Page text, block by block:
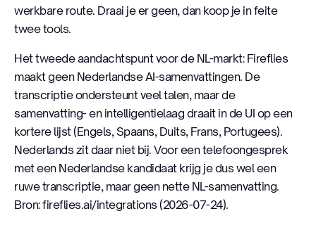
werkbare route. Draai je er geen, dan koop je in feite
twee tools.
Het tweede aandachtspunt voor de NL-markt: Fireflies
maakt geen Nederlandse AI-samenvattingen. De
transcriptie ondersteunt veel talen, maar de
samenvatting- en intelligentielaag draait in de UI op een
kortere lijst (Engels, Spaans, Duits, Frans, Portugees).
Nederlands zit daar niet bij. Voor een telefoongesprek
met een Nederlandse kandidaat krijg je dus wel een
ruwe transcriptie, maar geen nette NL-samenvatting.
Bron: fireflies.ai/integrations (2026-07-24).